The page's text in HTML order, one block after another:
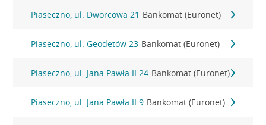
Piaseczno, ul. Dworcowa 21 Bankomat (Euronet)
Piaseczno, ul. Geodetów 23 Bankomat (Euronet)
Piaseczno, ul. Jana Pawła II 24 Bankomat (Euronet)
Piaseczno, ul. Jana Pawła II 9 Bankomat (Euronet)